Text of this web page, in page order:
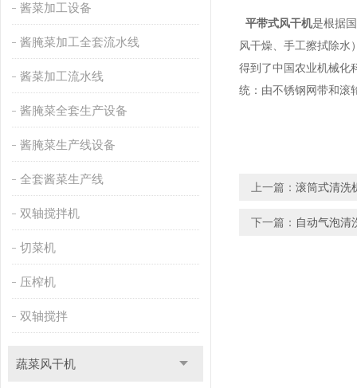
酱菜加工设备
酱腌菜加工全套流水线
酱菜加工流水线
酱腌菜全套生产设备
酱腌菜生产线设备
全套酱菜生产线
双轴搅拌机
切菜机
压榨机
双轴搅拌
蔬菜风干机
平带式风干机是根据
风干燥、手工擦拭除
得到了中国农业机械化
统：由不锈钢网带和滚
上一篇： 滚筒式清洗
下一篇： 自动气泡清